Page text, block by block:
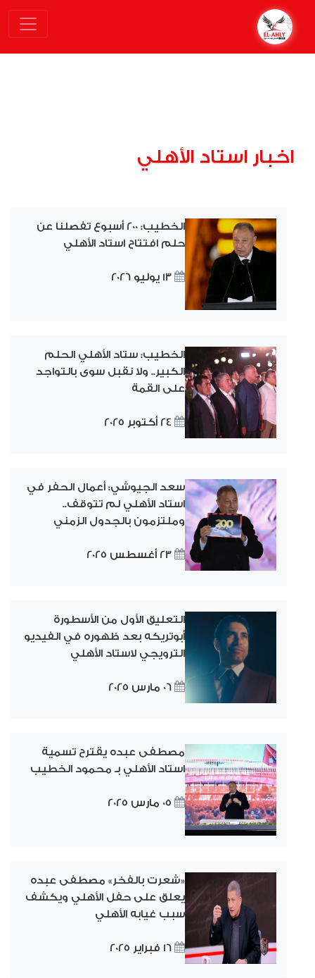
اخبار استاد الأهلي
الخطيب: 200 أسبوع تفصلنا عن
حلم افتتاح استاد الأهلي
13 يوليو 2026
الخطيب: ستاد الأهلي الحلم
الكبير.. ولا نقبل سوى بالتواجد
على القمة
24 أكتوبر 2025
سعد الجيوشي: أعمال الحفر في
استاد الأهلي لم تتوقف..
وملتزمون بالجدول الزمني
23 أغسطس 2025
التعليق الأول من الأسطورة
أبوتريكه بعد ظهوره في الفيديو
الترويجي لاستاد الأهلي
06 مارس 2025
مصطفى عبده يقترح تسمية
استاد الأهلي بـ محمود الخطيب
05 مارس 2025
«شعرت بالفخر» مصطفى عبده
يعلق على حفل الأهلي ويكشف
سبب غيابه الأهلي
16 فبراير 2025